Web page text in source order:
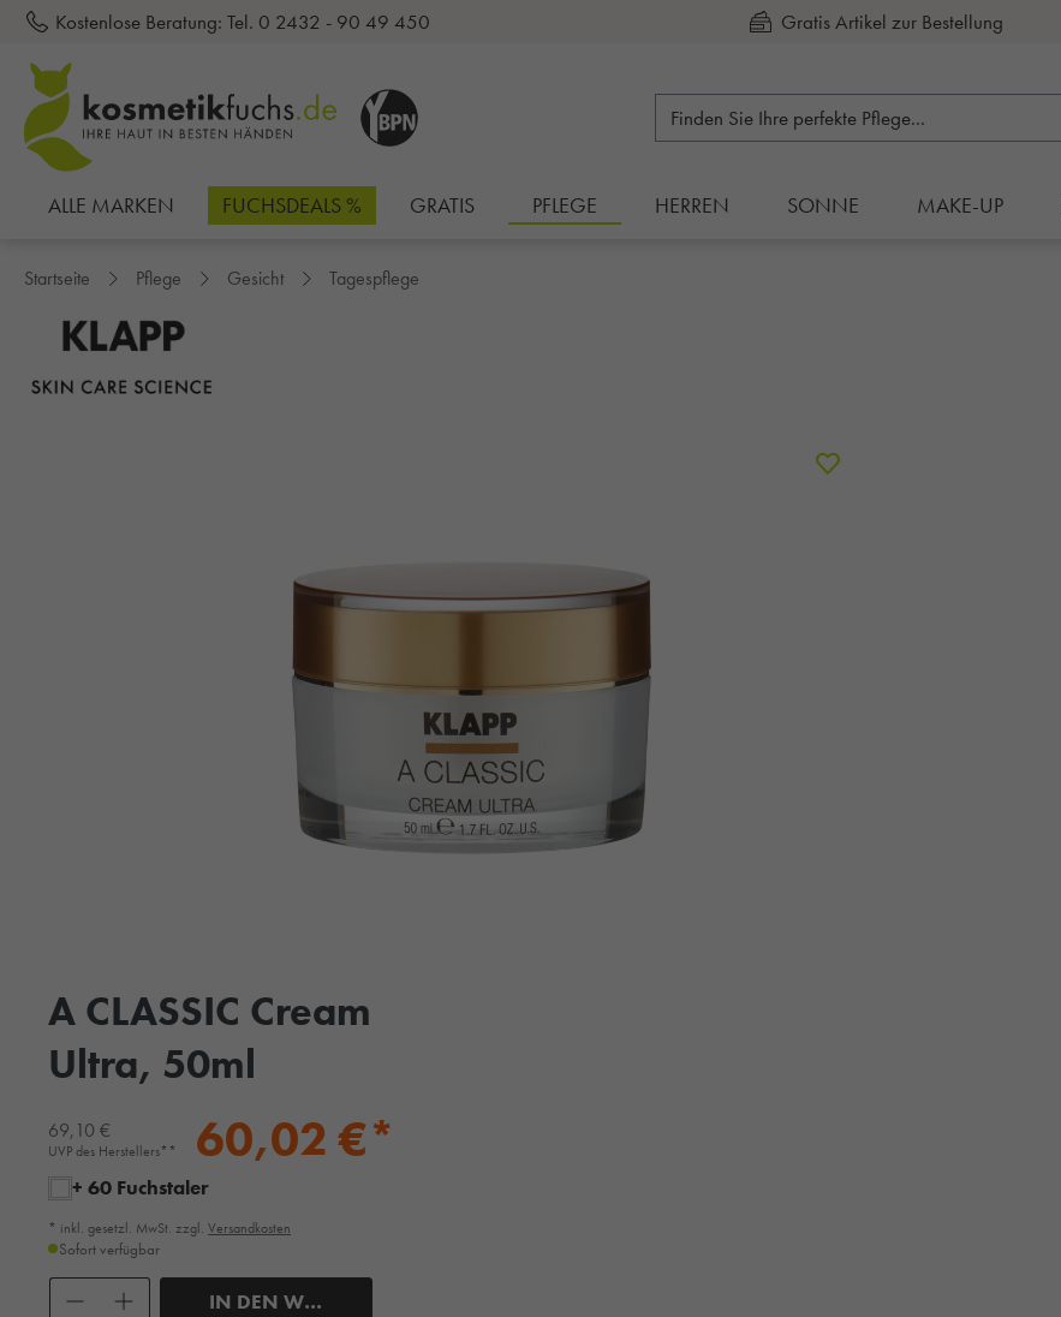
springen
Kostenlose Beratung: Tel. 0 2432 - 90 49 450 Kauf auf Rechnung
ALLE MARKEN FUCHSDEALS % GRATIS PFLEGE HERREN SONNE MAKE-UP
Startseite Pflege Gesicht Tagespflege
A CLASSIC Cream
Ultra, 50ml
69,10 €
UVP des Herstellers** 60,02 €*
+ 60 Fuchstaler
* inkl. gesetzl. MwSt. zzgl. Versandkosten
Sofort verfügbar
IN DEN WARENKORB